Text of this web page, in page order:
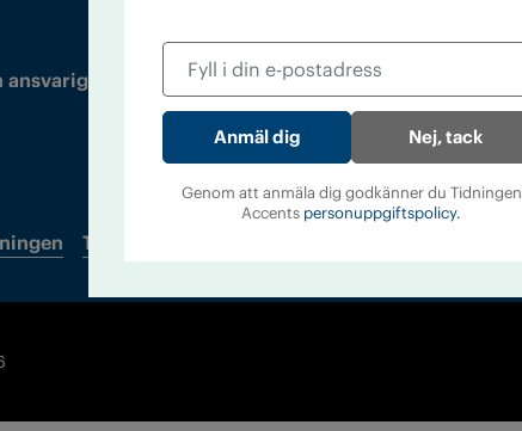
utgivare: Barbro Janson Lundkvist,
Tidningsarkiv
Nej, tack
Genom att anmäla dig godkänner du Tidningen
Accents personuppgiftspolicy.